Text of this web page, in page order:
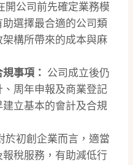
開公司前先確定業務模
選擇最合適的公司類
構所帶來的成本與麻
事項： 公司成立後仍
周年申報及商業登記
立基本的會計及合規
於初創企業而言，適當
稅服務，有助減低行